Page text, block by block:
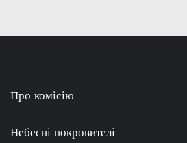
Про комісію
Небесні покровителі